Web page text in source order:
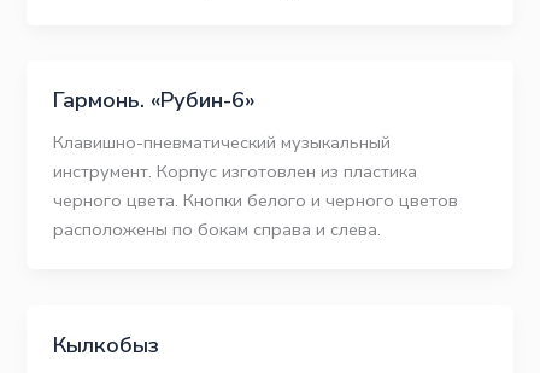
Гармонь. «Рубин-6»
Клавишно-пневматический музыкальный
инструмент. Корпус изготовлен из пластика
черного цвета. Кнопки белого и черного цветов
расположены по бокам справа и слева.
Кылкобыз